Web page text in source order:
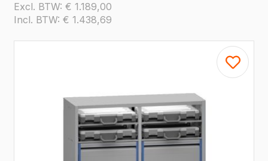
Excl. BTW: € 1.189,00
Incl. BTW: € 1.438,69